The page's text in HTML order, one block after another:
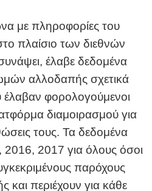
με πληροφορίες του
πλαίσιο των διεθνών
έλαβε δεδομένα
αλλοδαπής σχετικά
έλαβαν φορολογούμενοι
διαμοιρασμού για
τους. Τα δεδομένα
2017 για όλους όσοι
παρόχους
περιέχουν για κάθε